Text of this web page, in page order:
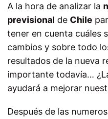
A la hora de analizar la
previsional de Chile
tener en cuenta cuáles
cambios y sobre todo
resultados de la nueva
importante todavía…
ayudará a mejorar
Después de las